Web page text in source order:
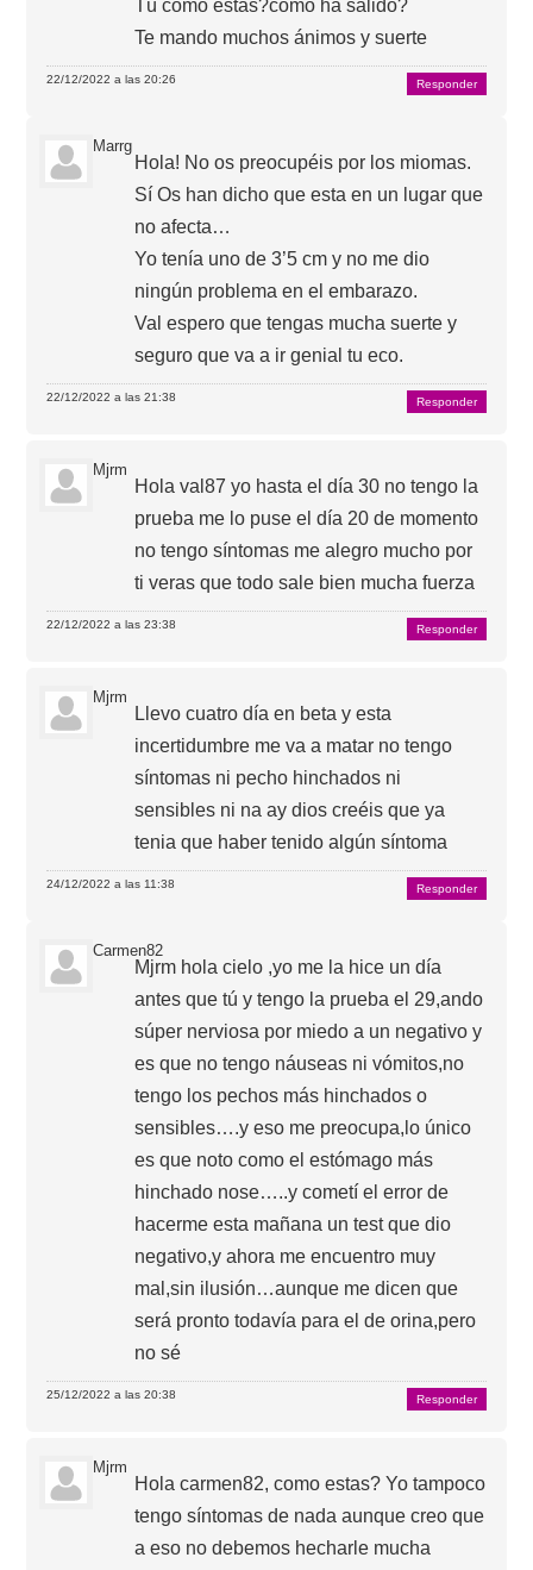
Tú cómo estás?cómo ha salido?
Te mando muchos ánimos y suerte
22/12/2022 a las 20:26 Responder
Marrg
Hola! No os preocupéis por los miomas.
Sí Os han dicho que esta en un lugar que
no afecta…
Yo tenía uno de 3’5 cm y no me dio
ningún problema en el embarazo.
Val espero que tengas mucha suerte y
seguro que va a ir genial tu eco.
22/12/2022 a las 21:38 Responder
Mjrm
Hola val87 yo hasta el día 30 no tengo la
prueba me lo puse el día 20 de momento
no tengo síntomas me alegro mucho por
ti veras que todo sale bien mucha fuerza
22/12/2022 a las 23:38 Responder
Mjrm
Llevo cuatro día en beta y esta
incertidumbre me va a matar no tengo
síntomas ni pecho hinchados ni
sensibles ni na ay dios creéis que ya
tenia que haber tenido algún síntoma
24/12/2022 a las 11:38 Responder
Carmen82
Mjrm hola cielo ,yo me la hice un día
antes que tú y tengo la prueba el 29,ando
súper nerviosa por miedo a un negativo y
es que no tengo náuseas ni vómitos,no
tengo los pechos más hinchados o
sensibles….y eso me preocupa,lo único
es que noto como el estómago más
hinchado nose…..y cometí el error de
hacerme esta mañana un test que dio
negativo,y ahora me encuentro muy
mal,sin ilusión…aunque me dicen que
será pronto todavía para el de orina,pero
no sé
25/12/2022 a las 20:38 Responder
Mjrm
Hola carmen82, como estas? Yo tampoco
tengo síntomas de nada aunque creo que
a eso no debemos hecharle mucha